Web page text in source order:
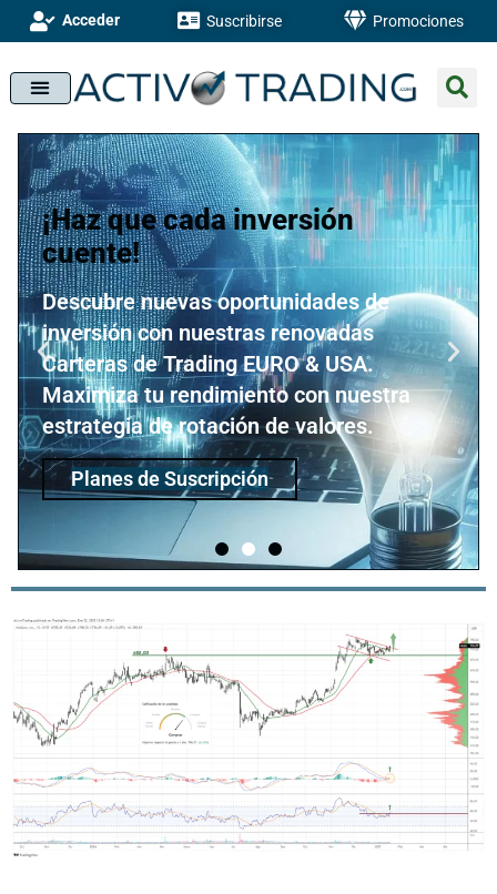
Acceder Suscribirse Promociones
Una comunidad que potencia
tu éxito financiero
Monitoriza tus inversiones de manera
efectiva con nuestra Tabla Resumen y
niveles operativos detallados. Mantente
informado con nuestro Chat de
Seguimiento y publicaciones
cronológicas.
Acompáñanos!